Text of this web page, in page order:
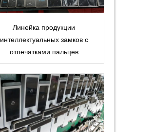
Линейка продукции
интеллектуальных замков с
отпечатками пальцев